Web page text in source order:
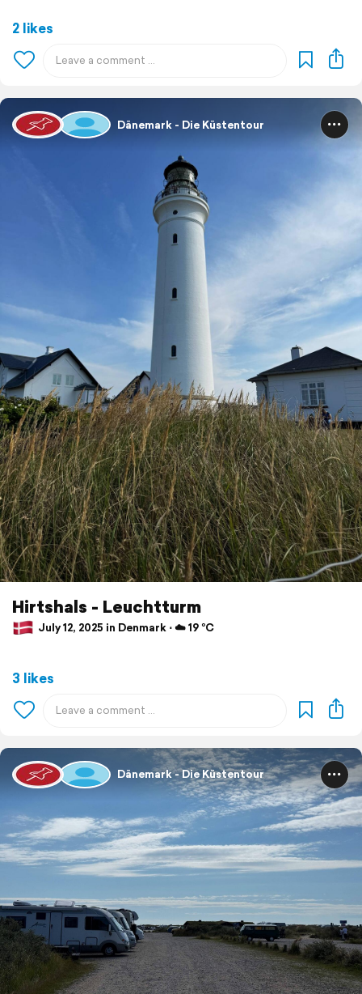
2 likes
Dänemark - Die Küstentour
Hirtshals - Leuchtturm
July 12, 2025 in Denmark ⋅ ☁️ 19 °C
3 likes
Dänemark - Die Küstentour